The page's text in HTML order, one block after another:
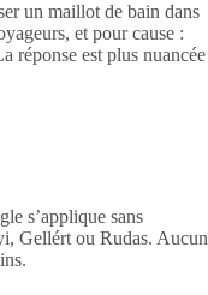
un maillot de bain dans
et pour cause :
réponse est plus nuancée
s’applique sans
Gellért ou Rudas. Aucun